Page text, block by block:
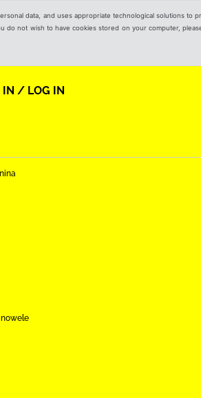
data, and uses appropriate technological solutions to
not wish to have cookies stored on your computer,
IN / LOG IN